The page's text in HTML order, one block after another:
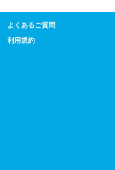
よくあるご質問
利用規約
プライバシーポリシー